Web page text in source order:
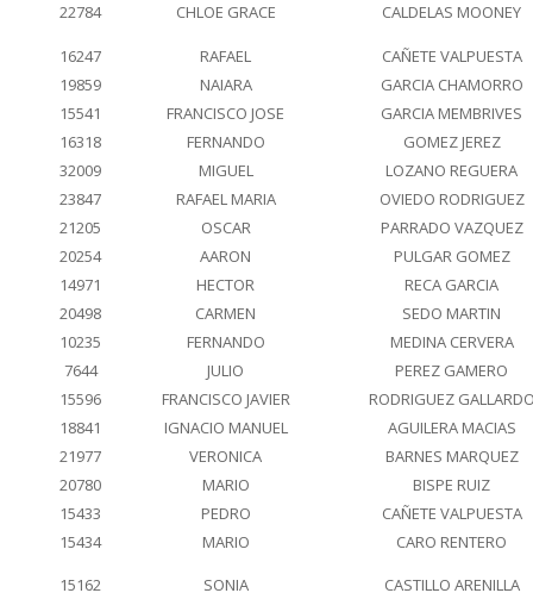
22784
CHLOE GRACE CALDELAS MOONEY
16247 RAFAEL
CAÑETE VALPUESTA
19859
NAIARA
GARCIA CHAMORRO
15541
FRANCISCO JOSE
GARCIA MEMBRIVES
16318
FERNANDO
GOMEZ JEREZ
32009
MIGUEL
LOZANO REGUERA
23847
RAFAEL MARIA
OVIEDO RODRIGUEZ
21205
OSCAR
PARRADO VAZQUEZ
20254
AARON
PULGAR GOMEZ
14971
HECTOR
RECA GARCIA
20498
CARMEN
SEDO MARTIN
10235
FERNANDO
MEDINA CERVERA
7644
JULIO
PEREZ GAMERO
15596
FRANCISCO JAVIER
RODRIGUEZ
18841
IGNACIO MANUEL
AGUILERA MACIAS
21977
VERONICA
BARNES MARQUEZ
20780
MARIO
BISPE RUIZ
15433
PEDRO
CAÑETE VALPUESTA
15434
MARIO
CARO RENTERO
15162
SONIA CASTILLO ARENILLA